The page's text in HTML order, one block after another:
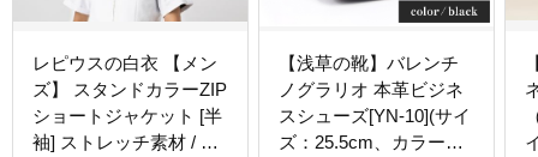
レピウスの白衣 【メン
ズ】 スタンドカラーZIP
ショートジャケット [半
袖] ストレッチ素材 / ネ
【浅草の靴】バレンチ
ノグラリオ 本革ビジネ
スシューズ[YN-10](サイ
ズ：25.5cm、カラー：